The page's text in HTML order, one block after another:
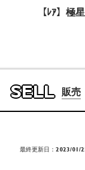
【ﾚｱ】極
SELL 販売
最終更新日：2023/01/